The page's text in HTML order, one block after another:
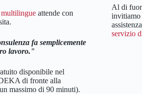
multilingueattende con
fa semplicemente
lavoro.
disponibile nel
di fronte alla
massimo di 90 minuti).
Al di
invitiamo
servizio